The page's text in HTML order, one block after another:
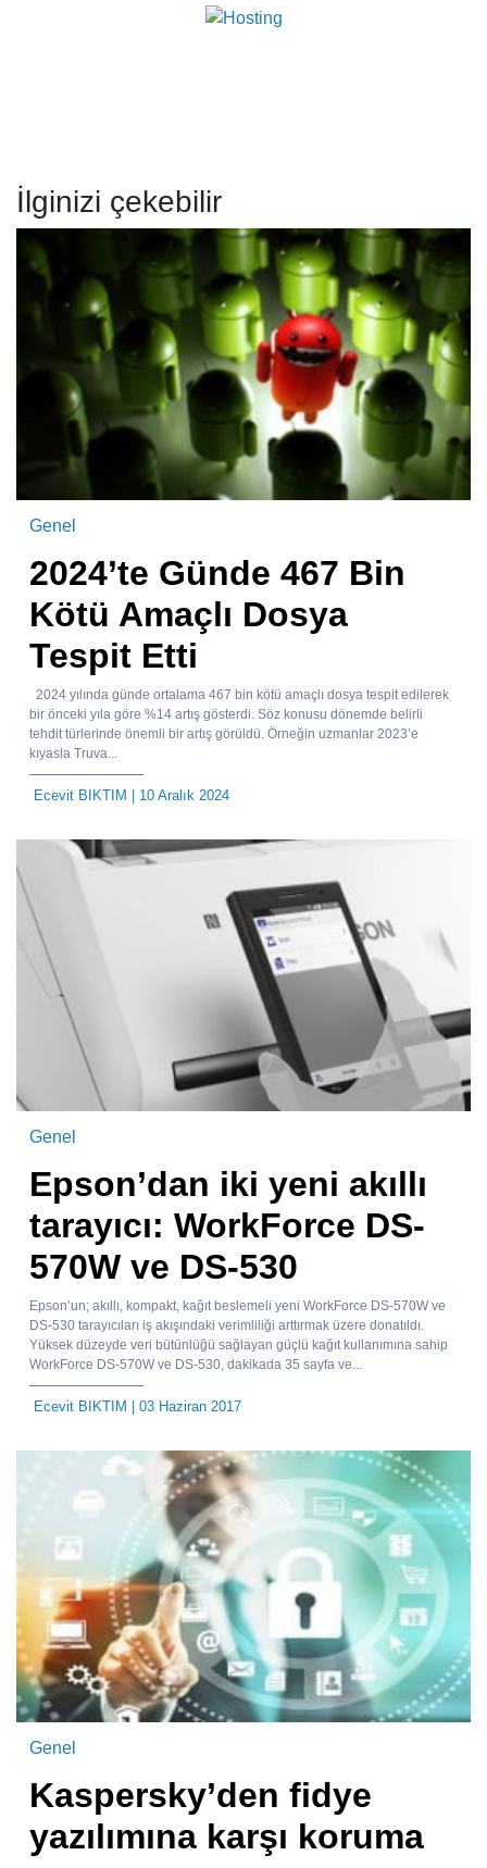
İlginizi çekebilir
Genel
2024’te Günde 467 Bin
Kötü Amaçlı Dosya
Tespit Etti
2024 yılında günde ortalama 467 bin kötü amaçlı dosya tespit edilerek
bir önceki yıla göre %14 artış gösterdi. Söz konusu dönemde belirli
tehdit türlerinde önemli bir artış görüldü. Örneğin uzmanlar 2023’e
kıyasla Truva...
Ecevit BIKTIM | 10 Aralık 2024
Genel
Epson’dan iki yeni akıllı
tarayıcı: WorkForce DS-
570W ve DS-530
Epson’un; akıllı, kompakt, kağıt beslemeli yeni WorkForce DS-570W ve
DS-530 tarayıcıları iş akışındaki verimliliği arttırmak üzere donatıldı.
Yüksek düzeyde veri bütünlüğü sağlayan güçlü kağıt kullanımına sahip
WorkForce DS-570W ve DS-530, dakikada 35 sayfa ve...
Ecevit BIKTIM | 03 Haziran 2017
Genel
Kaspersky’den fidye
yazılımına karşı koruma